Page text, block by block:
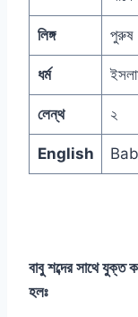
লিঙ্গ পুরুষ
ধর্ম
লেন্থ ২
English
বাবু শব্দের সাথে
হলঃ